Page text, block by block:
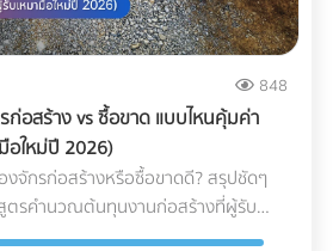
848
รก่อสร้าง vs ซื้อขาด แบบไหนคุ้มค่า
อใหม่ปี 2026)
องจักรก่อสร้างหรือซื้อขาดดี? สรุปชัดๆ
ตรคำนวณต้นทุนงานก่อสร้างที่ผู้รับ
ดสินใจ!